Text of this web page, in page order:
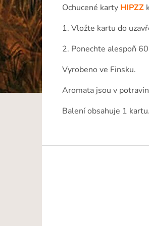
Ochucené karty HIPZZ
1. Vložte kartu do
2. Ponechte alespoň
Vyrobeno ve Finsku.
Aromata jsou v
Balení obsahuje 1 kartu.